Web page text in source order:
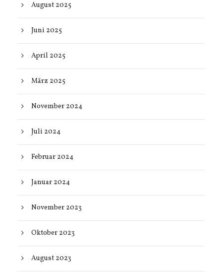
August 2025
Juni 2025
April 2025
März 2025
November 2024
Juli 2024
Februar 2024
Januar 2024
November 2023
Oktober 2023
August 2023